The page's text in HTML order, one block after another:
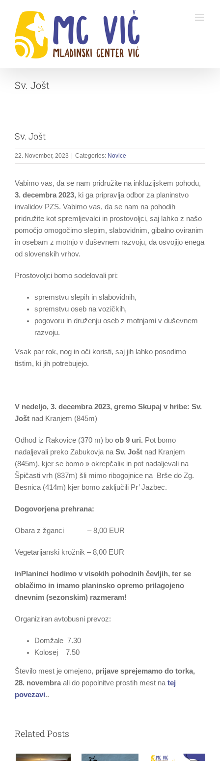
content
Sv. Jošt
Sv. Jošt
22. November, 2023 Categories: Novice
Vabimo vas, da se nam pridružite na inkluzijskem pohodu,
3. decembra 2023, ki ga pripravlja odbor za planinstvo
invalidov PZS. Vabimo vas, da se nam na pohodih
pridružite kot spremljevalci in prostovoljci, saj lahko z našo
pomočjo omogočimo slepim, slabovidnim, gibalno oviranim
in osebam z motnjo v duševnem razvoju, da osvojijo enega
od slovenskih vrhov.
Prostovoljci bomo sodelovali pri:
spremstvu slepih in slabovidnih,
spremstvu oseb na vozičkih,
pogovoru in druženju oseb z motnjami v duševnem
razvoju.
Vsak par rok, nog in oči koristi, saj jih lahko posodimo
tistim, ki jih potrebujejo.
V nedeljo, 3. decembra 2023, gremo Skupaj v hribe: Sv.
Jošt nad Kranjem (845m)
Odhod iz Rakovice (370 m) bo ob 9 uri. Pot bomo
nadaljevali preko Zabukovja na Sv. Jošt nad Kranjem
(845m), kjer se bomo » okrepčali« in pot nadaljevali na
Špičasti vrh (837m) šli mimo ribogojnice na Brše do Zg.
Besnica (414m) kjer bomo zaključili Pr’ Jazbec.
Dogovorjena prehrana:
Obara z žganci – 8,00 EUR
Vegetarijanski krožnik – 8,00 EUR
inPlaninci hodimo v visokih pohodnih čevljih, ter se
oblačimo in imamo planinsko opremo prilagojeno
dnevnim (sezonskim) razmeram!
Organiziran avtobusni prevoz:
Domžale 7.30
Kolosej 7.50
Število mest je omejeno, prijave sprejemamo do torka,
28. novembra ali do popolnitve prostih mest na tej
povezavi..
Related Posts